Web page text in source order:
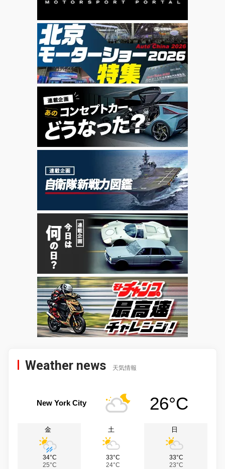
Weather news 天気情報
New York City 26°C
金
34°C
25°C
土
33°C
24°C
日
33°C
23°C